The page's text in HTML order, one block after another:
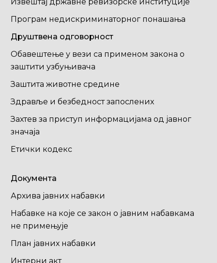
Програм недискриминаторног понашања
Друштвена одговорност
Обавештење у вези са применом закона о
заштити узбуњивача
Заштита животне средине
Здравље и безбедност запослених
Захтев за приступ информацијама од јавног
значаја
Етички кодекс
Документа
Архива јавних набавки
Набавке на које се закон о јавним набавкама
не примењује
План јавних набавки
Интерни акт